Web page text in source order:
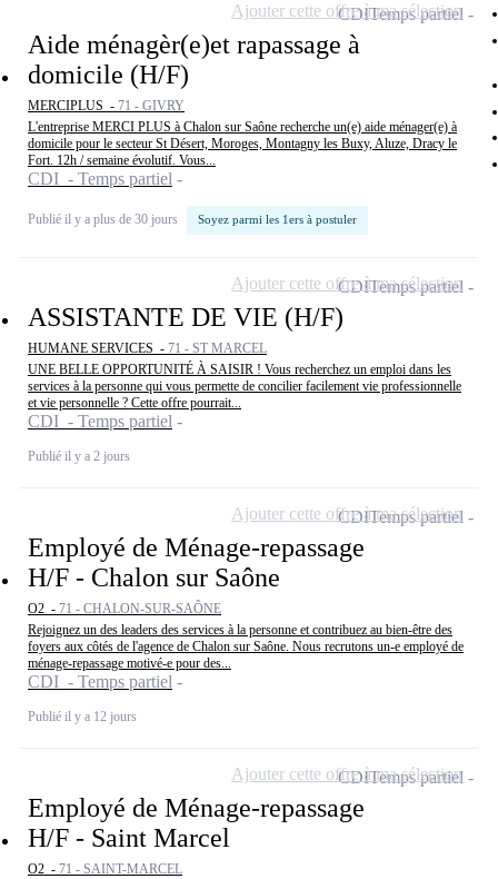
Aide ménagèr(e)et rapassage à
domicile (H/F)
MERCIPLUS - 71 - GIVRY
L'entreprise MERCI PLUS à Chalon sur Saône recherche un(e) aide ménager(e) à
domicile pour le secteur St Désert, Moroges, Montagny les Buxy, Aluze, Dracy le
Fort. 12h / semaine évolutif. Vous...
CDI - Temps partiel
Publié il y a plus de 30 jours Soyez parmi les 1ers à postuler
CDITemps partiel
Ajouter cette offre à ma sélection
ASSISTANTE DE VIE (H/F)
HUMANE SERVICES - 71 - ST MARCEL
UNE BELLE OPPORTUNITÉ À SAISIR ! Vous recherchez un emploi dans les
services à la personne qui vous permette de concilier facilement vie professionnelle
et vie personnelle ? Cette offre pourrait...
CDI - Temps partiel
Publié il y a 2 jours
CDITemps partiel
Ajouter cette offre à ma sélection
Employé de Ménage-repassage
H/F - Chalon sur Saône
O2 - 71 - CHALON-SUR-SAÔNE
Rejoignez un des leaders des services à la personne et contribuez au bien-être des
foyers aux côtés de l'agence de Chalon sur Saône. Nous recrutons un-e employé de
ménage-repassage motivé-e pour des...
CDI - Temps partiel
Publié il y a 12 jours
CDITemps partiel
Ajouter cette offre à ma sélection
Employé de Ménage-repassage
H/F - Saint Marcel
O2 - 71 - SAINT-MARCEL
CDITemps partiel
Ajouter cette offre à ma sélection